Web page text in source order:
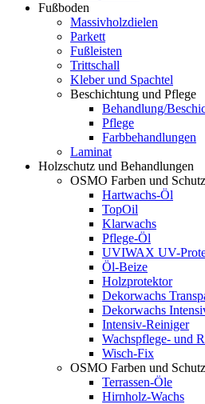
Fußboden
Massivholzdielen
Parkett
Fußleisten
Trittschall
Kleber und Spachtel
Beschichtung und Pflege
Behandlung/
Pflege
Farbbehandlungen
Laminat
Holzschutz und Behandlungen
OSMO Farben und
Hartwachs-Öl
TopOil
Klarwachs
Pflege-Öl
UVIWAX UV-
Öl-Beize
Holzprotektor
Dekorwachs
Dekorwachs
Intensiv-Reiniger
Wachspflege- und
Wisch-Fix
OSMO Farben und
Terrassen-Öle
Hirnholz-Wachs